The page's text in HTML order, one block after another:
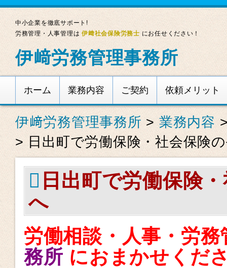
中小企業を徹底サポート!
労務管理・人事管理は伊﨑社会保険労務士 にお任せください！
伊﨑労務管理事務所
ホーム 業務内容 ご契約 依頼メリット
伊﨑労務管理事務所 > 業務内容
> 日出町で労働保険・社会保険
日出町で労働保険
へ
労働相談・人事・労
務所 におまかせくだ